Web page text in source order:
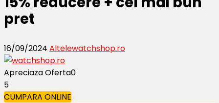
pret
16/09/2024 Altelewatchshop.ro
Apreciaza Oferta0
5
CUMPARA ONLINE